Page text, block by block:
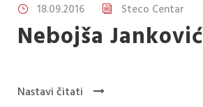
18.09.2016 Steco Centar
Nebojša Janković
Nastavi čitati